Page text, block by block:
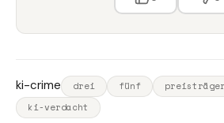
ki-crime drei fünf
ki-verdacht